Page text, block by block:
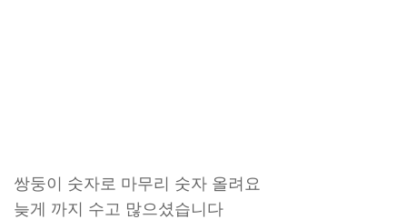
쌍둥이 숫자로 마무리 숫자 올려요
늦게 까지 수고 많으셨습니다